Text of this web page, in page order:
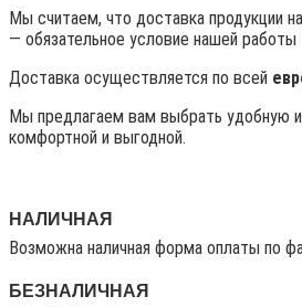
Мы считаем, что доставка продукции
— обязательное условие нашей работы
Доставка осуществляется по всей
Мы предлагаем вам выбрать удобную
комфортной и выгодной.
НАЛИЧНАЯ
Возможна наличная форма оплаты по
БЕЗНАЛИЧНАЯ